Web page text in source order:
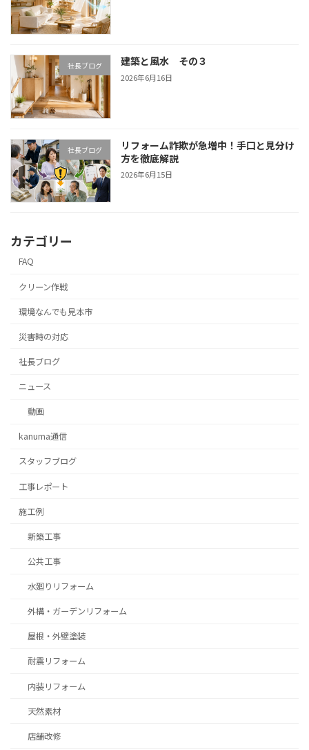
社長ブログ 建築と風水 その３
2026年6月16日
社長ブログ
リフォーム詐欺が急増中！手口と見分け
方を徹底解説
2026年6月15日
カテゴリー
FAQ
クリーン作戦
環境なんでも見本市
災害時の対応
社長ブログ
ニュース
動画
kanuma通信
スタッフブログ
⼯事レポート
施工例
新築工事
公共工事
水廻りリフォーム
外構・ガーデンリフォーム
屋根・外壁塗装
耐震リフォーム
内装リフォーム
天然素材
店舗改修